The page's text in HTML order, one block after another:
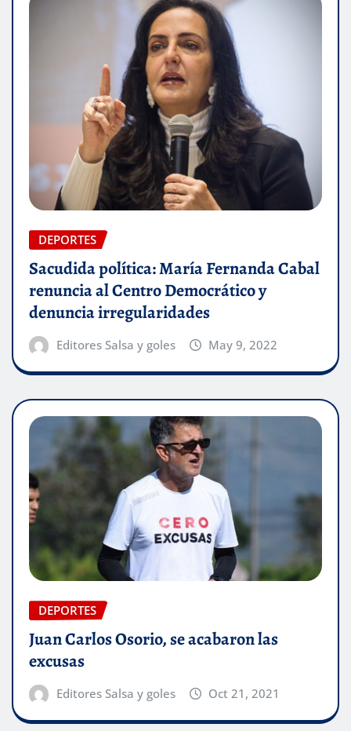
DEPORTES
Sacudida política: María Fernanda Cabal
renuncia al Centro Democrático y
denuncia irregularidades
Editores Salsa y goles May 9, 2022
DEPORTES
Juan Carlos Osorio, se acabaron las
excusas
Editores Salsa y goles Oct 21, 2021